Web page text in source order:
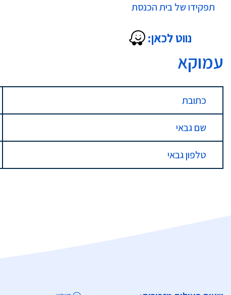
תפקידו של בית הכנסת
נווט לכאן:
עמוקא
כתובת
שם גבאי
טלפון גבאי